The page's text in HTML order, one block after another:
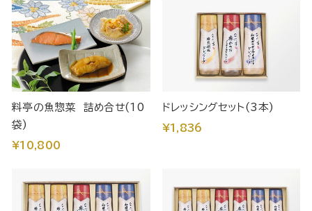
料亭の魚惣菜 詰め合せ(10
袋)
¥10,800
ドレッシングセット(3本)
¥1,836